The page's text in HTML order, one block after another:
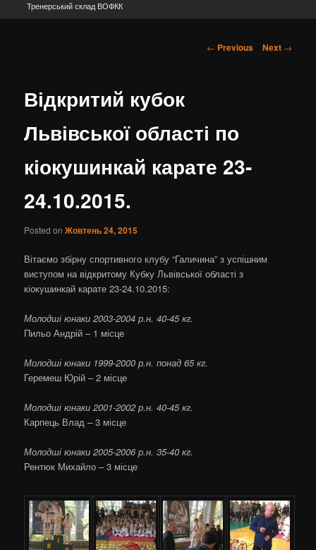
Тренерський склад ВОФКК
Post navigation
← Previous Next →
Відкритий кубок
Львівської області по
кіокушинкай карате 23-
24.10.2015.
Posted onЖовтень 24, 2015
Вітаємо збірну спортивного клубу “Галичина” з успішним
виступом на відкритому Кубку Львівської області з
кіокушинкай карате 23-24.10.2015:
Молодші юнаки 2003-2004 р.н. 40-45 кг.
Пильо Андрій – 1 місце
Молодші юнаки 1999-2000 р.н. понад 65 кг.
Геремеш Юрій – 2 місце
Молодші юнаки 2001-2002 р.н. 40-45 кг.
Карпець Влад – 3 місце
Молодші юнаки 2005-2006 р.н. 35-40 кг.
Рентюк Михайло – 3 місце